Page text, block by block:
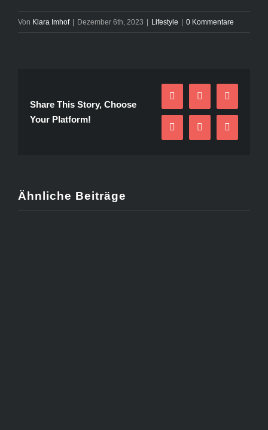
Von Klara Imhof | Dezember 6th, 2023 | Lifestyle | 0 Kommentare
Share This Story, Choose
Your Platform!
FacebookTwitter
LinkedIn Pinterest
Ähnliche Beiträge